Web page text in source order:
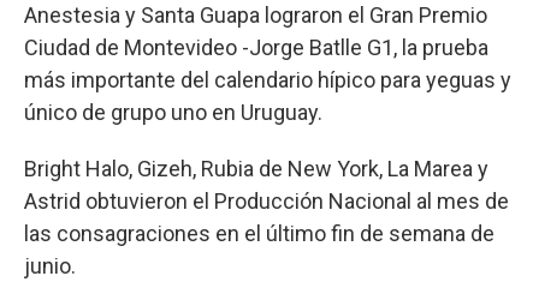
Anestesia y Santa Guapa lograron el Gran Premio
Ciudad de Montevideo -Jorge Batlle G1, la prueba
más importante del calendario hípico para yeguas y
único de grupo uno en Uruguay.
Bright Halo, Gizeh, Rubia de New York, La Marea y
Astrid obtuvieron el Producción Nacional al mes de
las consagraciones en el último fin de semana de
junio.